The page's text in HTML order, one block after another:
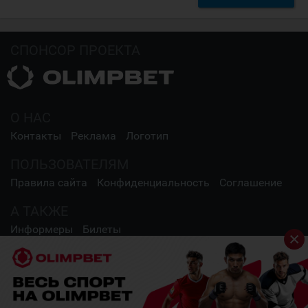
Контакты Реклама Логотип
Правила сайта Конфиденциальность Соглашение
Информеры Билеты
СОЦИАЛЬНЫЕ СЕТИ